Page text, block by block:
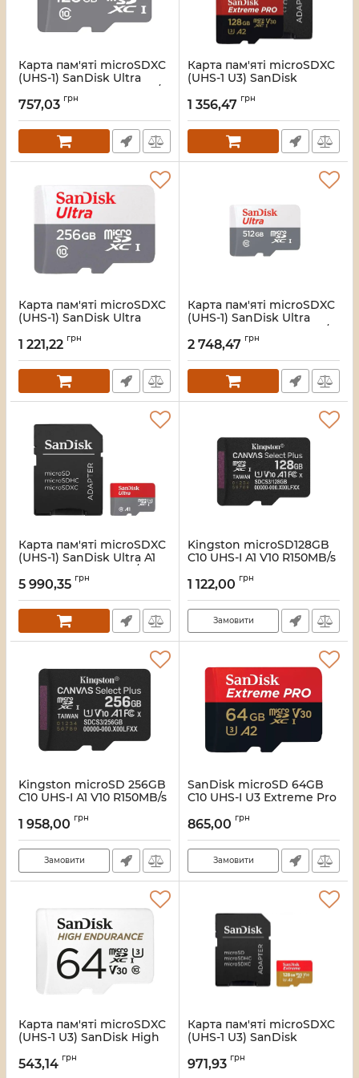
Карта пам'яті microSDXC
(UHS-1) SanDisk Ultra
128Gb class 10 A1 (100Mb/s)
(adapter SD) (SDSQUNR-
Артикул:7_14085
757,03 грн
Карта пам'яті microSDXC
(UHS-1 U3) SanDisk
class 10 V30
(adapter) (SDSQXCD-
128G-GN6MA)
1 356,47 грн
Карта пам'яті microSDXC
(UHS-1) SanDisk Ultra
(100Mb/s) (SDSQUNR-
Артикул:7_49327
1 221,22 грн
Карта пам'яті microSDXC
(UHS-1) SanDisk Ultra
512Gb class 10 A1 (100Mb/s)
(SDSQUNR-512G-GN3MN)
Артикул:7_55417
2 748,47 грн
Карта пам'яті microSDXC
(UHS-1) SanDisk Ultra A1
1TB class 10 (R150MB/s)
(adapter SD) (SDSQUAC-
Артикул:7_46879
5 990,35 грн
Kingston microSD128GB
C10 UHS-I A1 V10 R150MB/s
Артикул:16_120175
1 122,00 грн
Замовити
Kingston microSD 256GB
C10 UHS-I A1 V10 R150MB/s
Артикул:16_118830
1 958,00 грн
Замовити
SanDisk microSD 64GB
C10 UHS-I U3 Extreme Pro
Артикул: 16_118828
865,00 грн
Замовити
Карта пам'яті microSDXC
(UHS-1 U3) SanDisk High
V30 (100Mb/s) (adapterSD)
543,14 грн
Карта пам'яті microSDXC
(UHS-1 U3) SanDisk
and Drones A2 128Gb
971,93 грн